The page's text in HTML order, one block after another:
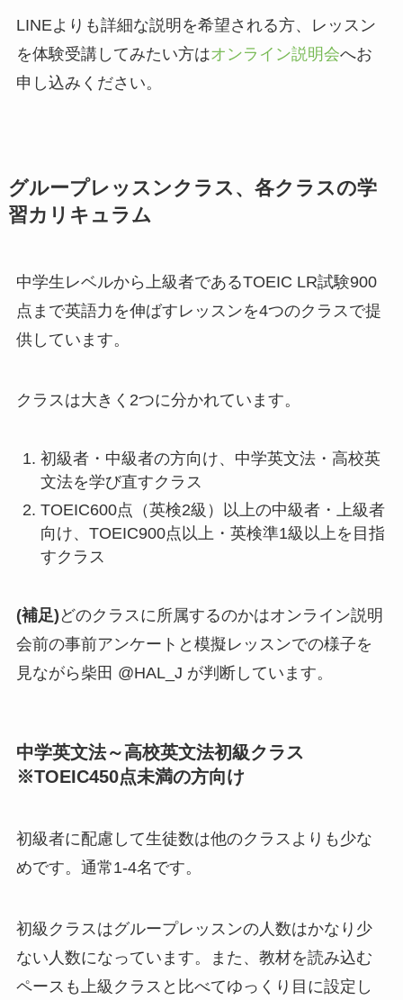
LINEよりも詳細な説明を希望される方、レッスン
を体験受講してみたい方はオンライン説明会へお
申し込みください。
グループレッスンクラス、各クラスの学
習カリキュラム
中学生レベルから上級者であるTOEIC LR試験900
点まで英語力を伸ばすレッスンを4つのクラスで提
供しています。
クラスは大きく2つに分かれています。
初級者・中級者の方向け、中学英文法・高校英
文法を学び直すクラス
TOEIC600点（英検2級）以上の中級者・上級者
向け、TOEIC900点以上・英検準1級以上を目指
すクラス
(補足) どのクラスに所属するのかはオンライン説明
会前の事前アンケートと模擬レッスンでの様子を
見ながら柴田 @HAL_J が判断しています。
中学英文法～高校英文法初級クラス
※TOEIC450点未満の方向け
初級者に配慮して生徒数は他のクラスよりも少な
めです。通常1-4名です。
初級クラスはグループレッスンの人数はかなり少
ない人数になっています。また、教材を読み込む
ペースも上級クラスと比べてゆっくり目に設定し